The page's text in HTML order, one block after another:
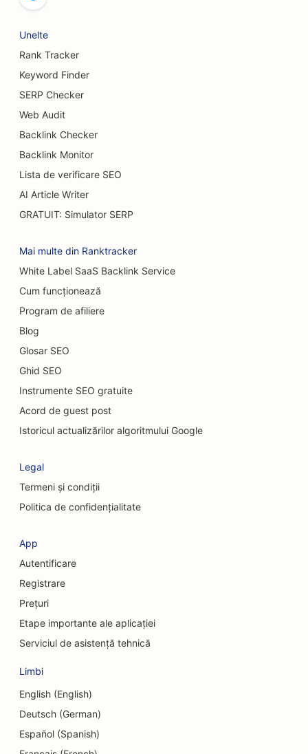
SEO pentru fabricile de bere
SEO pentru serviciile de augmentare mamară
SEO pentru Burger Trucks
SEO pentru chirurgi pentru arși
SEO pentru cafenele
SEO pentru restaurantele Casual Dining
SEO pentru spălătoriile auto
SEO pentru dealerii auto
SEO pentru serviciile de curățenie
SEO pentru servicii de peeling chimic
SEO pentru magazinele de prăjituri
SEO pentru chirurgi craniofaciali
SEO pentru firmele de consultanță
SEO pentru delicatese
SEO pentru serviciile de consiliere privind datoriile
SEO pentru servicii de dermabraziune
SEO pentru centrele de îngrijire de zi
SEO pentru clinicile stomatologice
Unelte
Rank Tracker
Keyword Finder
SERP Checker
Web Audit
Backlink Checker
Backlink Monitor
Lista de verificare SEO
AI Article Writer
GRATUIT: Simulator SERP
Mai multe din Ranktracker
White Label SaaS Backlink Service
Cum funcționează
Program de afiliere
Blog
Glosar SEO
Ghid SEO
Instrumente SEO gratuite
Acord de guest post
Istoricul actualizărilor algoritmului Google
Legal
Termeni și condiții
Politica de confidențialitate
App
Autentificare
Registrare
Prețuri
Etape importante ale aplicației
Serviciul de asistență tehnică
Limbi
English (English)
Deutsch (German)
Español (Spanish)